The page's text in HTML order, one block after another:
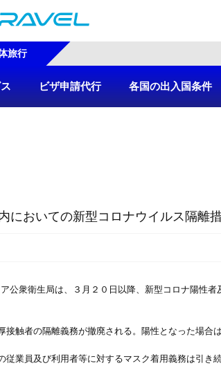
旅行
ビザ申請代行 各国の出入国条件
おいての新型コロナウイルス隔離
公衆衛生局は、３月２０日以降、新型コロナ陽性
接触者の隔離義務が撤廃される。陽性となった場合
従業員及び利用者等に対するマスク着用義務は引き